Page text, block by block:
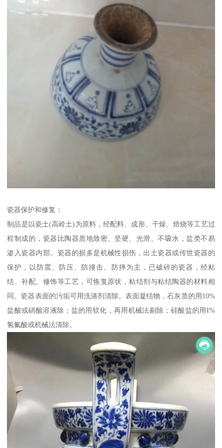
瓷器保护和修复：
制品是以瓷土(高岭土)为原料，经配料、成形、干燥、焙烧等工艺过
程制成的，瓷器比陶器质地致密、坚硬、光滑、不吸水，盐类不易
渗入瓷器内部。瓷器的损多是机械性损伤，出土瓷器或传世瓷器的
保护，以防震、防压、防撞击、防摔为主，已破碎的瓷器，经粘
结、补配、修饰等工艺，可恢复原状，粘结剂与粘结陶器的材料相
同。瓷器表面的污垢可用洗涤剂清除。表面凝结物，石灰质的用10%
盐酸或硝酸溶液除；盐的用软化，再用机械法剔除；硅酸盐的用I%
氢氟酸或机械法清除。